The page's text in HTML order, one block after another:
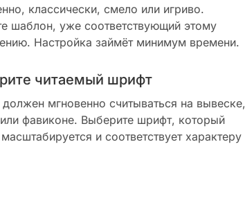
классически, смело или игриво.
шаблон, уже соответствующий этому
Настройка займёт минимум времени.
читаемый шрифт
мгновенно считываться на вывеске,
или фавиконе. Выберите шрифт, который
и соответствует характеру